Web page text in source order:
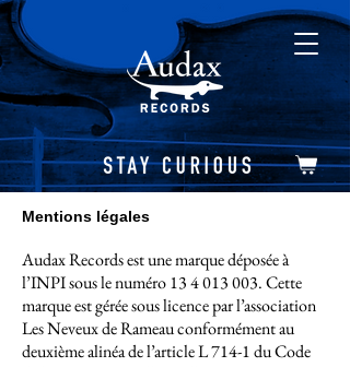
Mentions légales
Audax Records est une marque déposée à
l’INPI sous le numéro13 4 013 003. Cette
marque est gérée sous licence par l’association
Les Neveux de Rameau conformément au
deuxième alinéa de l’article L 714-1 du Code